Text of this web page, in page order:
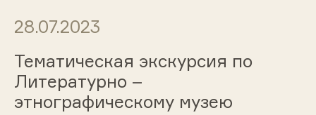
28.07.2023
Тематическая экскурсия по
Литературно –
этнографическому музею